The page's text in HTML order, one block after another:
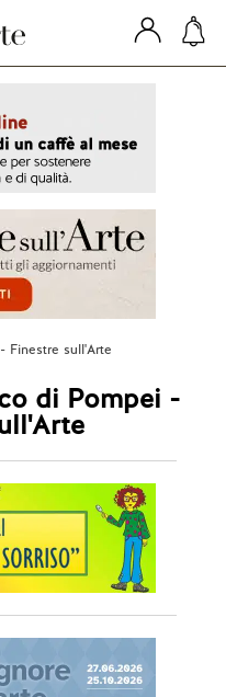
Finestre sull'Arte
di Pompei -